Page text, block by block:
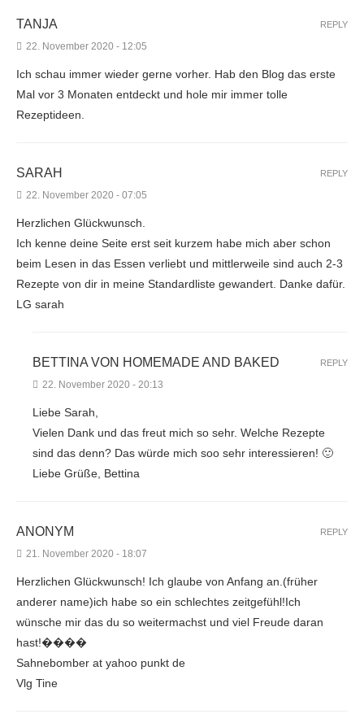
TANJA
22. November 2020 - 12:05
Ich schau immer wieder gerne vorher. Hab den Blog das erste
Mal vor 3 Monaten entdeckt und hole mir immer tolle
Rezeptideen.
REPLY
SARAH
22. November 2020 - 07:05
Herzlichen Glückwunsch.
Ich kenne deine Seite erst seit kurzem habe mich aber schon
beim Lesen in das Essen verliebt und mittlerweile sind auch 2-3
Rezepte von dir in meine Standardliste gewandert. Danke dafür.
LG sarah
REPLY
BETTINA VON HOMEMADE AND BAKED
22. November 2020 - 20:13
Liebe Sarah,
Vielen Dank und das freut mich so sehr. Welche Rezepte
sind das denn? Das würde mich soo sehr interessieren! 🙂
Liebe Grüße, Bettina
REPLY
ANONYM
21. November 2020 - 18:07
Herzlichen Glückwunsch! Ich glaube von Anfang an.(früher
anderer name)ich habe so ein schlechtes zeitgefühl!Ich
wünsche mir das du so weitermachst und viel Freude daran
hast!����
Sahnebomber at yahoo punkt de
Vlg Tine
REPLY